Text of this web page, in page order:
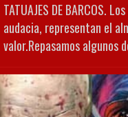
TATUAJES DE BARCOS.
audacia, representan el
valor.Repasamos algunos